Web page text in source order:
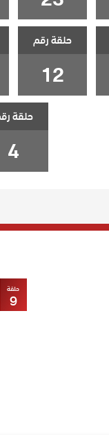
حلقة رقم
12
حلقة
4
حلقة
9